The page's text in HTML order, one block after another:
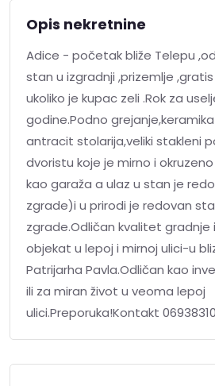
Opis nekretnine
Adice - početak bliže Telepu
stan u izgradnji ,prizemlje
ukoliko je kupac zeli .Rok za
godine.Podno
antracit stolarija,veliki stakleni
dvoristu koje je mirno i
kao garaža a ulaz u stan je
zgrade)i u prirodi je redovan
zgrade.Odličan kvalitet gradnje
objekat u lepoj i mirnoj ulici-u
Patrijarha Pavla.Odličan kao
ili za miran život u veoma lepoj
ulici.Preporuka!Kontakt